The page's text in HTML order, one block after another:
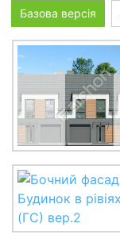
Базова версія